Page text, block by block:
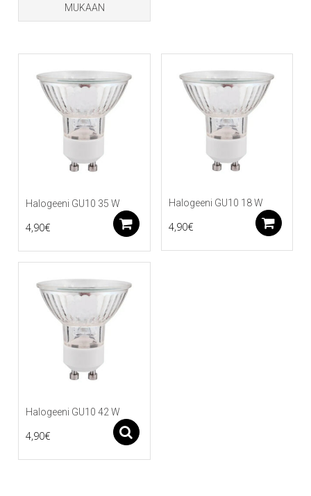
MUKAAN
Halogeeni GU10 35 W
4,90€ Lisää ostoskoriin
Halogeeni GU10 18 W
4,90€
Halogeeni GU10 42 W
4,90€